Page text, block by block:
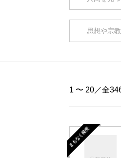
思想や宗
1 〜 20／全
まもなく発売